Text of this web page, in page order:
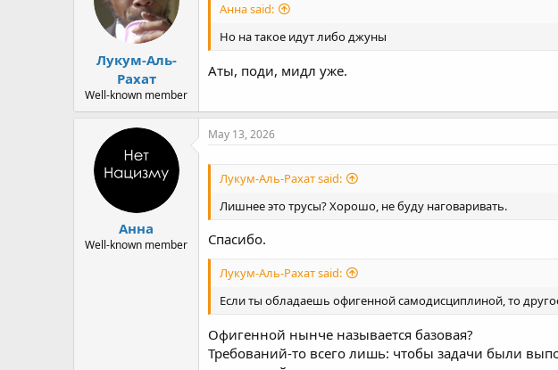
n
s
:
Лукум-Аль-
Рахат
Well-known member
Анна said:
Но на такое идут либо джуны
Аты, поди, мидл уже.
Анна
Well-known member
May 13, 2026
Лукум-Аль-Рахат said:
Лишнее это трусы? Хорошо, не буду наговаривать.
Спасибо.
Лукум-Аль-Рахат said:
Если ты обладаешь офигенной самодисциплиной, то
Офигенной нынче называется базовая?
Требований-то всего лишь: чтобы задачи были